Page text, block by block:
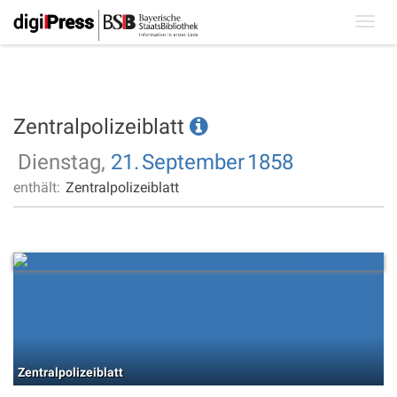
Zentralpolizeiblatt
Dienstag, 21.September1858
enthält: Zentralpolizeiblatt
Zentralpolizeiblatt